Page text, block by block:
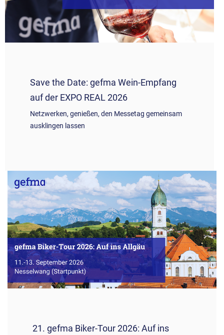
Save the Date: gefma Wein-Empfang
auf der EXPO REAL 2026
Netzwerken, genießen, den Messetag gemeinsam
ausklingen lassen
21. gefma Biker-Tour 2026: Auf ins